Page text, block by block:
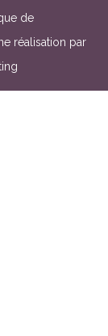
de
réalisation par